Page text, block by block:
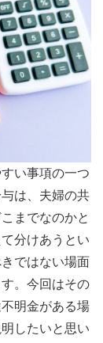
い事項の一つ
は、夫婦の共
までなのかと
分けあうとい
ではない場面
。今回はその
明金がある場
したいと思い